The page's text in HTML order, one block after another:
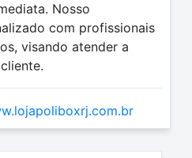
Nosso
com profissionais
visando atender a